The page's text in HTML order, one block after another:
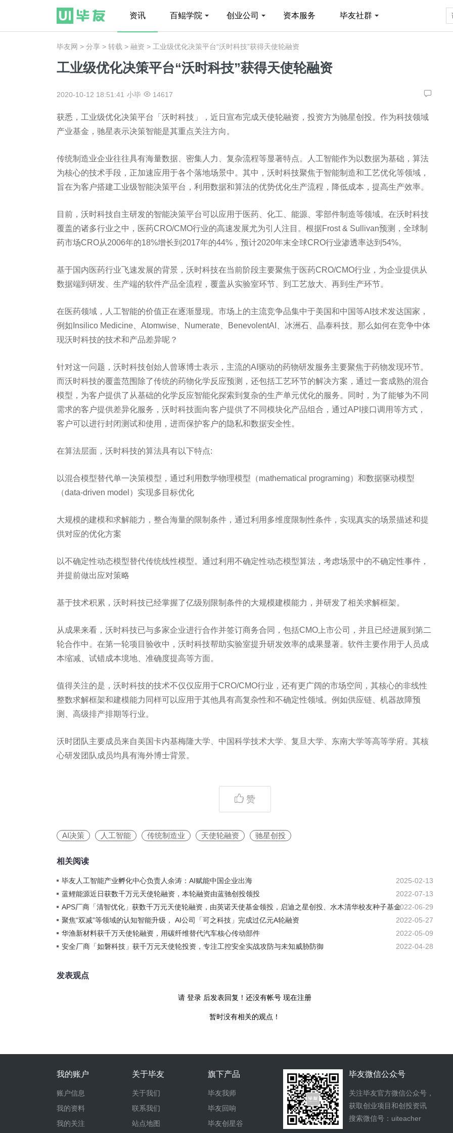
资讯 百鲲学院 创业公司 资本服务 毕友社群
毕友网 > 分享 > 转载 > 融资 > 工业级优化决策平台“沃时科技”获得天使轮融资
工业级优化决策平台“沃时科技”获得天使轮融资
2020-10-12 18:51:41 小毕 14617
获悉，工业级优化决策平台「沃时科技」，近日宣布完成天使轮融资，投资方为驰星创投。作为科技领域
产业基金，驰星表示决策智能是其重点关注方向。
传统制造业企业往往具有海量数据、密集人力、复杂流程等显著特点。人工智能作为以数据为基础，算法
为核心的技术手段，正加速应用于各个落地场景中。其中，沃时科技聚焦于智能制造和工艺优化等领域，
旨在为客户搭建工业级智能决策平台，利用数据和算法的优势优化生产流程，降低成本，提高生产效率。
目前，沃时科技自主研发的智能决策平台可以应用于医药、化工、能源、零部件制造等领域。在沃时科技
覆盖的诸多行业之中，医药CRO/CMO行业的高速发展尤为引人注目。根据Frost & Sullivan预测，全球制
药市场CRO从2006年的18%增长到2017年的44%，预计2020年末全球CRO行业渗透率达到54%。
基于国内医药行业飞速发展的背景，沃时科技在当前阶段主要聚焦于医药CRO/CMO行业，为企业提供从
数据端到研发、生产端的软件产品全流程，覆盖从实验室环节、到工艺放大、再到生产环节。
在医药领域，人工智能的价值正在逐渐显现。市场上的主流竞争品集中于美国和中国等AI技术发达国家，
例如Insilico Medicine、Atomwise、Numerate、BenevolentAI、冰洲石、晶泰科技。那么如何在竞争中体
现沃时科技的技术和产品差异呢？
针对这一问题，沃时科技创始人曾琢博士表示，主流的AI驱动的药物研发服务主要聚焦于药物发现环节。
而沃时科技的覆盖范围除了传统的药物化学反应预测，还包括工艺环节的解决方案，通过一套成熟的混合
模型，为客户提供了从基础的化学反应智能化探索到复杂的生产单元优化的服务。同时，为了能够为不同
需求的客户提供差异化服务，沃时科技面向客户提供了不同模块化产品组合，通过API接口调用等方式，
客户可以进行封闭测试和使用，进而保护客户的隐私和数据安全性。
在算法层面，沃时科技的算法具有以下特点:
以混合模型替代单一决策模型，通过利用数学物理模型（mathematical programing）和数据驱动模型
（data-driven model）实现多目标优化
大规模的建模和求解能力，整合海量的限制条件，通过利用多维度限制性条件，实现真实的场景描述和提
供对应的优化方案
以不确定性动态模型替代传统线性模型。通过利用不确定性动态模型算法，考虑场景中的不确定性事件，
并提前做出应对策略
基于技术积累，沃时科技已经掌握了亿级别限制条件的大规模建模能力，并研发了相关求解框架。
从成果来看，沃时科技已与多家企业进行合作并签订商务合同，包括CMO上市公司，并且已经进展到第二
轮合作中。在第一轮项目验收中，沃时科技帮助实验室提升研发效率的成果显著。软件主要作用于人员成
本缩减、试错成本境地、准确度提高等方面。
值得关注的是，沃时科技的技术不仅仅应用于CRO/CMO行业，还有更广阔的市场空间，其核心的非线性
整数求解框架和建模能力同样可以应用于其他具有高复杂性和不确定性领域。例如供应链、机器故障预
测、高级排产排期等行业。
沃时团队主要成员来自美国卡内基梅隆大学、中国科学技术大学、复旦大学、东南大学等高等学府。其核
心研发团队成员均具有海外博士背景。
赞
AI决策 人工智能 传统制造业 天使轮融资 驰星创投
相关阅读
毕友人工智能产业孵化中心负责人余涛：AI赋能中国企业出海
2025-02-13
蓝鲤能源近日获数千万元天使轮融资，本轮融资由蓝驰创投领投
2022-07-13
APS厂商「清智优化」获数千万元天使轮融资，由英诺天使基金领投，启迪之星创投、水木清华校友种子基金
跟投
2022-06-29
聚焦“双减”等领域的认知智能升级， AI公司「可之科技」完成过亿元A轮融资
2022-05-27
华渔新材料获千万天使轮融资，用碳纤维替代汽车核心传动部件
2022-05-09
安全厂商「如磐科技」获千万元天使轮投资，专注工控安全实战攻防与未知威胁防御
2022-04-28
发表观点
请登录 后发表回复！还没有帐号现在注册
暂时没有相关的观点！
我的账户
账户信息
我的资料
我的关注
关于毕友
关于我们
联系我们
站点地图
旗下产品
毕友我师
毕友回响
毕友创星谷
毕友微信公众号
关注毕友官方微信公众号，
获取创业项目和创投资讯
搜索微信号：uiteacher